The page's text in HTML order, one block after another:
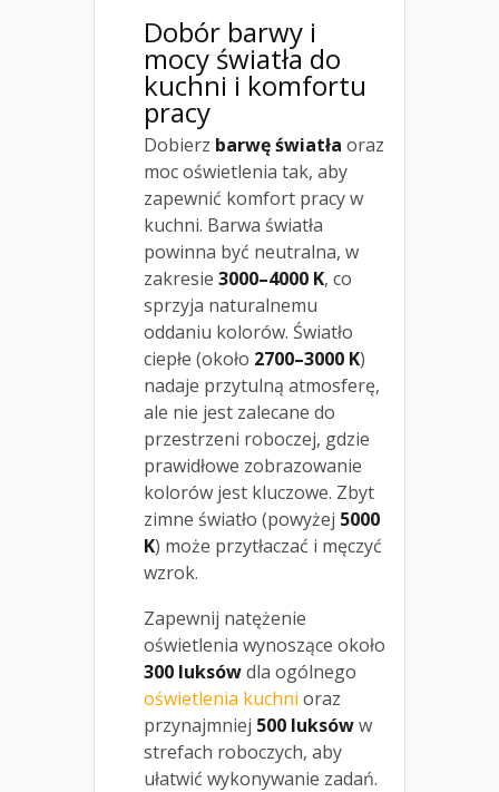
Dobór barwy i
mocy światła do
kuchni i komfortu
pracy
Dobierz barwę światła oraz
moc oświetlenia tak, aby
zapewnić komfort pracy w
kuchni. Barwa światła
powinna być neutralna, w
zakresie 3000–4000 K, co
sprzyja naturalnemu
oddaniu kolorów. Światło
ciepłe (około 2700–3000 K)
nadaje przytulną atmosferę,
ale nie jest zalecane do
przestrzeni roboczej, gdzie
prawidłowe zobrazowanie
kolorów jest kluczowe. Zbyt
zimne światło (powyżej 5000
K) może przytłaczać i męczyć
wzrok.
Zapewnij natężenie
oświetlenia wynoszące około
300 luksówdla ogólnego
oświetlenia kuchni oraz
przynajmniej 500 luksóww
strefach roboczych, aby
ułatwić wykonywanie zadań.